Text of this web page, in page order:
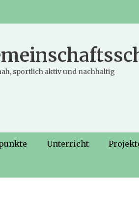
sportlich aktiv und nachhaltig
Unterricht